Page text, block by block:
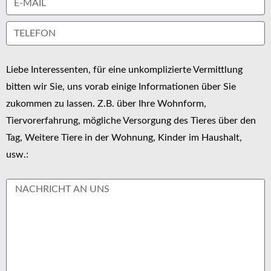
Liebe Interessenten, für eine unkomplizierte Vermittlung
bitten wir Sie, uns vorab einige Informationen über Sie
zukommen zu lassen. Z.B. über Ihre Wohnform,
Tiervorerfahrung, mögliche Versorgung des Tieres über den
Tag, Weitere Tiere in der Wohnung, Kinder im Haushalt,
usw.: